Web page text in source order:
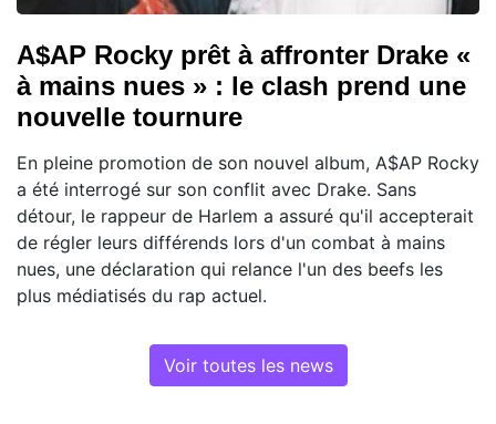
A$AP Rocky prêt à affronter Drake «
à mains nues » : le clash prend une
nouvelle tournure
En pleine promotion de son nouvel album, A$AP Rocky
a été interrogé sur son conflit avec Drake. Sans
détour, le rappeur de Harlem a assuré qu'il accepterait
de régler leurs différends lors d'un combat à mains
nues, une déclaration qui relance l'un des beefs les
plus médiatisés du rap actuel.
Voir toutes les news